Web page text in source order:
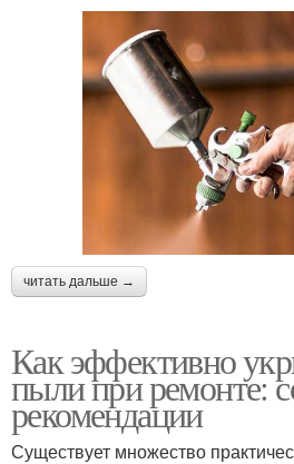
читать дальше →
Как эффективно
пыли при ремонте:
рекомендации
Существует множество